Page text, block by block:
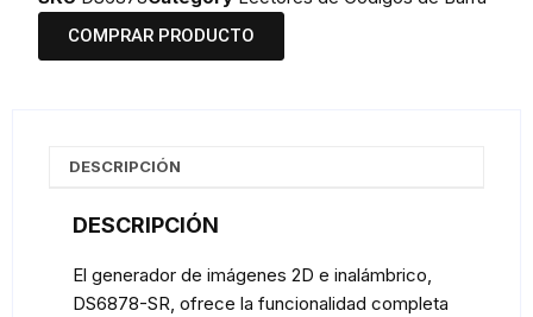
COMPRAR PRODUCTO
DESCRIPCIÓN
DESCRIPCIÓN
El generador de imágenes 2D e inalámbrico,
DS6878-SR, ofrece la funcionalidad completa